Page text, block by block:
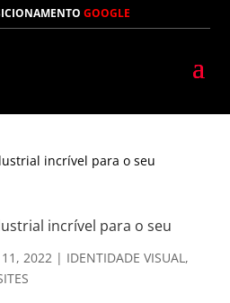
GOOGLE
incrível para o seu
2022| IDENTIDADE VISUAL,